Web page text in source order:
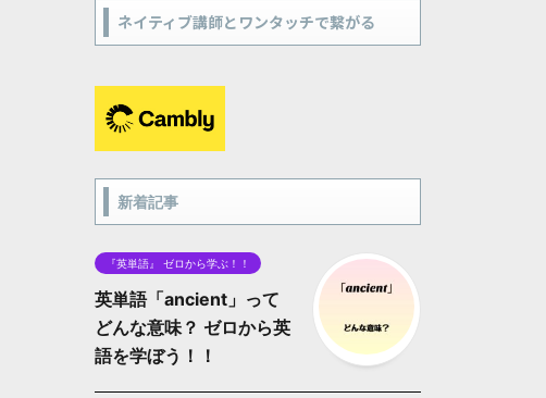
ネイティブ講師とワンタッチで繋がる
新着記事
『英単語』 ゼロから学ぶ！！
英単語「ancient」って
どんな意味？ ゼロから英
語を学ぼう！！